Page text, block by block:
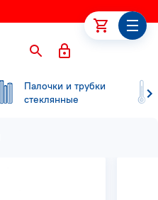
Палочки и трубки
стеклянные